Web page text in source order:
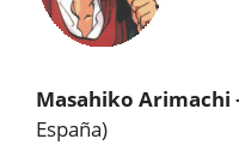
Masahiko Arimachi
España)